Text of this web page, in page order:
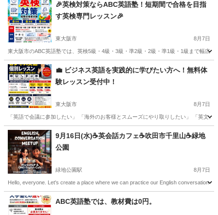
🎉英検対策ならABC英語塾！短期間で合格を目指
す英検専門レッスン🎉
東大阪市 8月7日
東大阪市のABC英語塾では、英検5級・4級・3級・準2級・2級・準1級・1級まで幅
大阪 東大阪市 英検 1級
💼 ビジネス英語を実践的に学びたい方へ！無料体
験レッスン受付中！
東大阪市 8月7日
「英語で会議に参加したい」 「海外のお客様とスムーズにやり取りしたい」 「英文
大阪 東大阪市 ビジネス英語 1級
9月16日(水)☕️英会話カフェ☕️吹田市千里山☕️緑地
公園
緑地公園駅 8月7日
Hello, everyone. Let's create a place where we can practice our English conversation
大阪 吹田市 緑地公園駅 英会話
ABC英語塾では、教材費は0円。